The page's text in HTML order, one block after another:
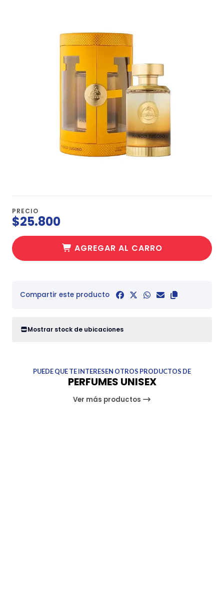
PRECIO
$25.800
AGREGAR AL CARRO
Compartir este producto
Mostrar stock de ubicaciones
PUEDE QUE TE INTERESEN OTROS PRODUCTOS DE
PERFUMES UNISEX
Ver más productos